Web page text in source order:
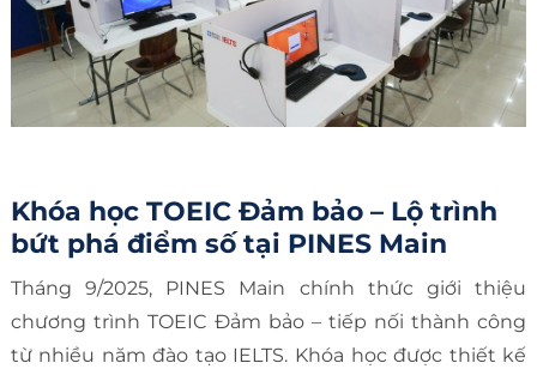
Khóa học TOEIC Đảm bảo – Lộ trình
bứt phá điểm số tại PINES Main
Tháng 9/2025, PINES Main chính thức giới thiệu
chương trình TOEIC Đảm bảo – tiếp nối thành công
từ nhiều năm đào tạo IELTS. Khóa học được thiết kế